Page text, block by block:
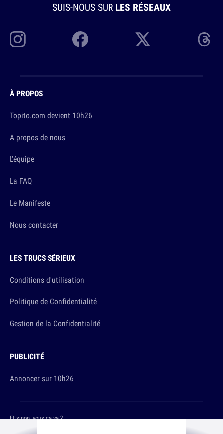
SUIS-NOUS SUR LES RÉSEAUX
À PROPOS
Topito.com devient 10h26
A propos de nous
L'équipe
La FAQ
Le Manifeste
Nous contacter
LES TRUCS SÉRIEUX
Conditions d'utilisation
Politique de Confidentialité
Gestion de la Confidentialité
PUBLICITÉ
Annoncer sur 10h26
Et sinon, vous ça va ?